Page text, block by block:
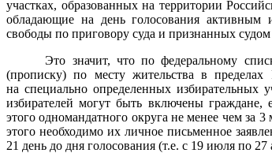
участках, образованных на территории
обладающие на день голосования активным
свободы по приговору суда и признанных
Это значит, что по федеральному списку
(прописку) по месту жительства в пределах
на специально определенных избирательных
избирателей могут быть включены граждане,
этого одномандатного округа не менее чем за
этого необходимо их личное письменное
21 день до дня голосования (т.е. с 19 июля по